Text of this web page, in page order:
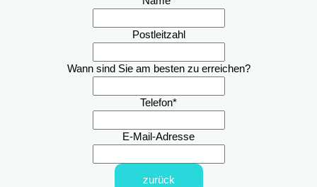
Postleitzahl
Wann sind Sie am besten zu erreichen?
Telefon*
E-Mail-Adresse
zurück